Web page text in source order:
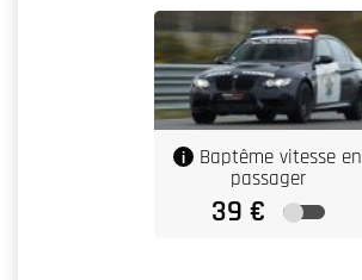
Baptême vitesse en
passager